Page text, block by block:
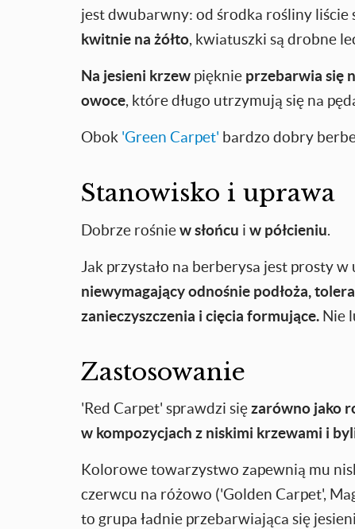
jest dwubarwny: od środka rośliny liście
kwitnie na żółto, kwiatuszki są drobne
Na jesieni krzew pięknie przebarwia się
owoce, które długo utrzymują się na
Obok 'Green Carpet' bardzo dobry
Stanowisko i uprawa
Dobrze rośniew słońcu i w półcieniu.
Jak przystało na berberysa jest prosty w
niewymagający odnośnie podłoża,
zanieczyszczenia i cięcia formujące. Nie
Zastosowanie
'Red Carpet' sprawdzi sięzarówno jako
w kompozycjach z niskimi krzewami i
Kolorowe towarzystwo zapewnią mu
czerwcu na różowo ('Golden Carpet',
to grupa ładnie przebarwiająca się